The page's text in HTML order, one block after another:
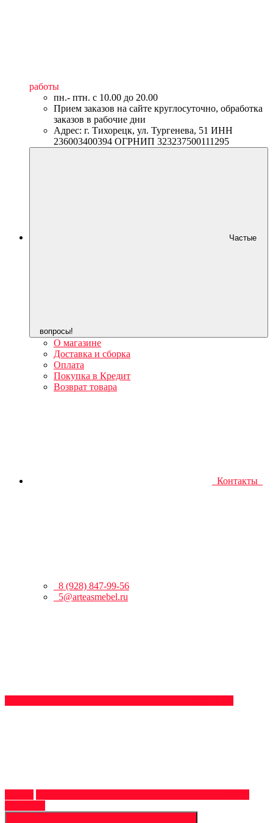
работы
пн.- птн. c 10.00 до 20.00
Прием заказов на сайте круглосуточно, обработка
заказов в рабочие дни
Адрес: г. Тихорецк, ул. Тургенева, 51 ИНН
236003400394 ОГРНИП 323237500111295
Частые
вопросы!
О магазине
Доставка и сборка
Оплата
Покупка в Кредит
Возврат товара
Контакты
8 (928) 847-99-56
5@arteasmebel.ru